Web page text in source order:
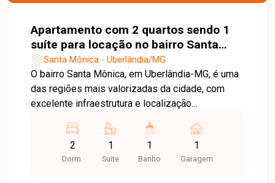
Apartamento com 2 quartos sendo 1
suíte para locação no bairro Santa
Mônica em Uberlândia-MG
Santa Mônica - Uberlândia/MG
O bairro Santa Mônica, em Uberlândia-MG, é uma
das regiões mais valorizadas da cidade, com
excelente infraestrutura e localização
à Universidade Federal de Uberlândia (UFU). A
região conta com ampla oferta de
supermercados, restaurantes, farmácias, bancos,
2
Dorm.
1
Suite
1
Banho
1
Garagem